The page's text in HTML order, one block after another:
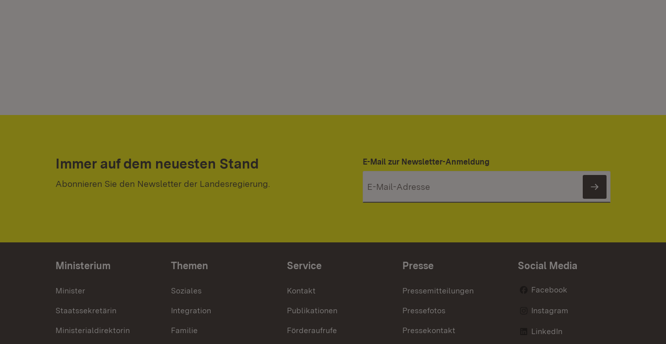
Immer auf dem neuesten Stand
Abonnieren Sie den Newsletter der Landesregierung.
E-Mail zur Newsletter-Anmeldung
Newsletter
Ministerium
Minister
Staatssekretärin
Ministerialdirektorin
Themen
Soziales
Integration
Familie
Service
Kontakt
Publikationen
Förderaufrufe
Presse
Pressemitteilungen
Pressefotos
Pressekontakt
Social Media
Facebook
Instagram
LinkedIn